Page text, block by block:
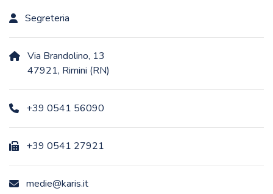
Segreteria
Via Brandolino, 13
47921, Rimini (RN)
+39 0541 56090
+39 0541 27921
medie@karis.it